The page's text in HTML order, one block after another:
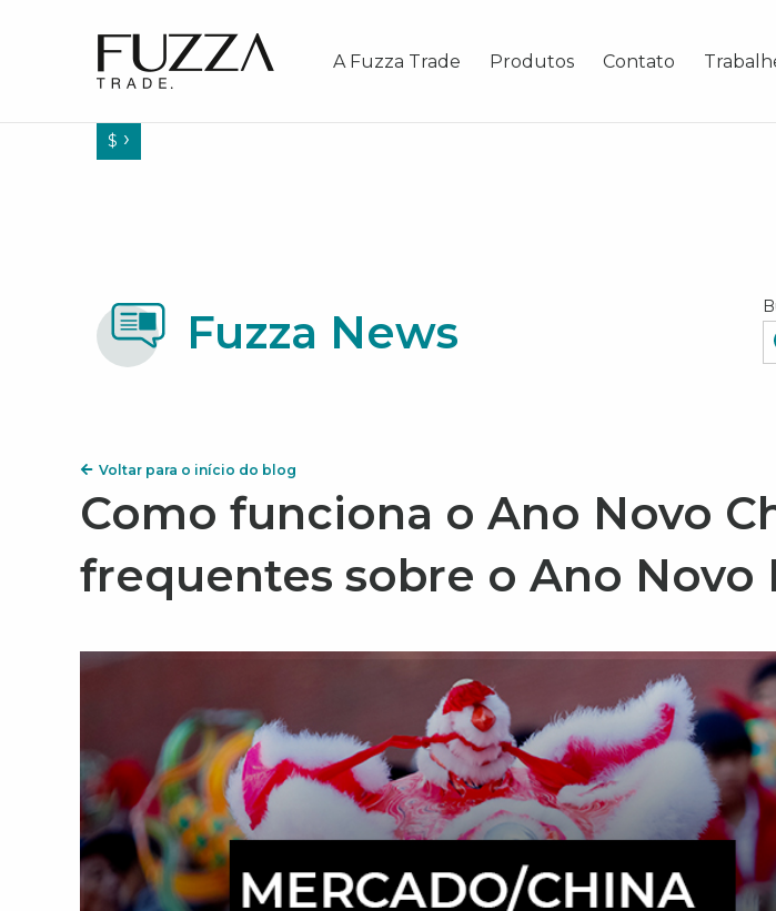
Fuzza Trade
A Fuzza Trade Produtos Contato
$
Fuzza News
Voltar para o início do blog
Como funciona o Ano Novo
frequentes sobre o Ano Novo